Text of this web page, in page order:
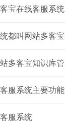
宝在线客服系统
都叫网站多客宝
多客宝知识库管
服系统主要功能
服系统